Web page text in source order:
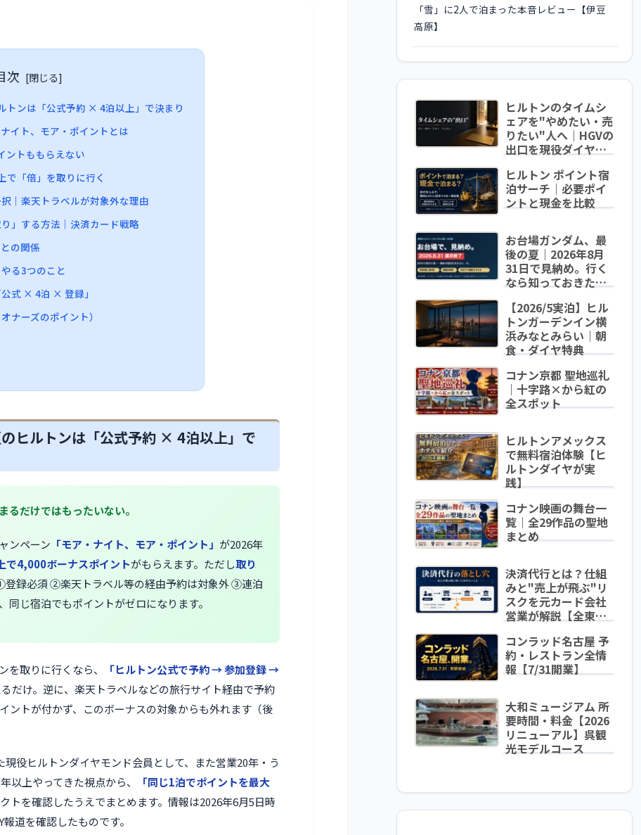
次
トンは「公式予約 × 4泊以上」で決まり
イト、モア・ポイントとは
ントももらえない
で「倍」を取りに行く
｜楽天トラベルが対象外な理由
」する方法｜決済カード戦略
の関係
る3つのこと
式 × 4泊 × 登録」
ナーズのポイント）
のヒルトンは「公式予約 × 4泊以上」で
るだけではもったいない。
ンペーン 「モア・ナイト、モア・ポイント」 が2026年
で4,000ボーナスポイントがもらえます。ただし取り
録必須 ②楽天トラベル等の経由予約は対象外 ③連泊
同じ宿泊でもポイントがゼロになります。
を取りに行くなら、
「ヒルトン公式で予約 → 参加登録 →
だけ。逆に、楽天トラベルなどの旅行サイト経由で予約
ントが付かず、このボーナスの対象からも外れます（後
役ヒルトンダイヤモンド会員として、また営業20年・う
以上やってきた視点から、
「同じ1泊でポイントを最大
トを確認したうえでまとめます。情報は2026年6月5日時
道を確認したものです。
「雪」に2人で泊まった本音レビュー【伊豆
高原】
ヒルトンのタイムシ
ェアを"やめたい・売
りたい"人へ｜HGVの
出口を現役ダイヤが
ヒルトン ポイント宿
泊サーチ｜必要ポイ
ントと現金を比較
お台場ガンダム、最
後の夏｜2026年8月
31日で見納め。行く
なら知っておきたい
まり方
【2026/5実泊】ヒル
トンガーデンイン横
浜みなとみらい｜朝
食・ダイヤ特典
コナン京都 聖地巡礼
｜十字路×から紅の
全スポット
ヒルトンアメックス
で無料宿泊体験【ヒ
ルトンダイヤが実
践】
コナン映画の舞台一
覧｜全29作品の聖地
まとめ
決済代行とは？仕組
みと"売上が飛ぶ"リ
スクを元カード会社
営業が解説【全東信
コンラッド名古屋 予
約・レストラン全情
報【7/31開業】
大和ミュージアム 所
要時間・料金【2026
リニューアル】呉観
光モデルコース